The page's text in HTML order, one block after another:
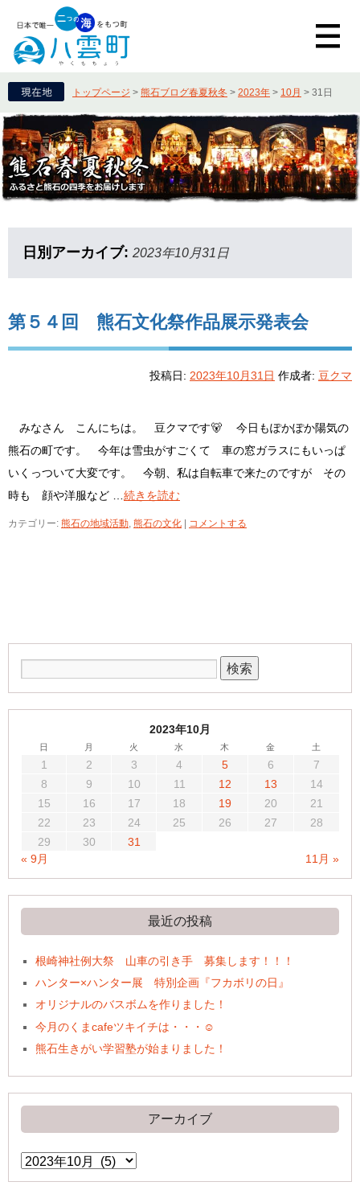
トップページ > 熊石ブログ春夏秋冬 > 2023年 > 10月 > 31日
日別アーカイブ: 2023年10月31日
第５４回 熊石文化祭作品展示発表会
投稿日: 2023年10月31日 作成者: 豆クマ
みなさん こんにちは。 豆クマです🐻 今日もぽかぽか陽気の
熊石の町です。 今年は雪虫がすごくて 車の窓ガラスにもいっぱ
いくっついて大変です。 今朝、私は自転車で来たのですが その
時も 顔や洋服など … 続きを読む
カテゴリー: 熊石の地域活動, 熊石の文化 コメントする
2023年10月
日 月 火 水 木 金 土
1 2 3 4 5 6
7
8
9 10 11 12 13
14
15
16 17 18 19 20
21
22
23 24 25 26 27
28
29
30
31
« 9月
11月 »
最近の投稿
根崎神社例大祭 山車の引き手 募集します！！！
ハンター×ハンター展 特別企画『フカボリの日』
オリジナルのバスボムを作りました！
今月のくまcafeツキイチは・・・☺
熊石生きがい学習塾が始まりました！
アーカイブ
ア
ー